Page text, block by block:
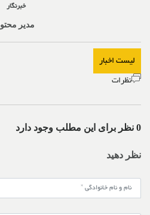
خبرنگار
مدیر محتوا
لیست اخبار
نظرات
0 نظر برای این مطلب وجود دارد
نظر دهید